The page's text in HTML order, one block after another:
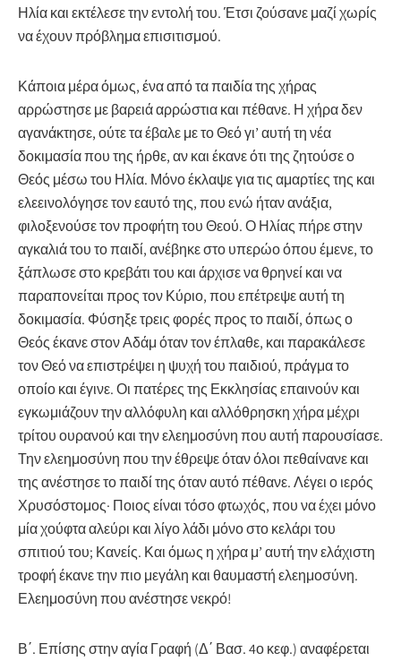
Ηλία και εκτέλεσε την εντολή του. Έτσι ζούσανε μαζί χωρίς
να έχουν πρόβλημα επισιτισμού.
Κάποια μέρα όμως, ένα από τα παιδία της χήρας
αρρώστησε με βαρειά αρρώστια και πέθανε. Η χήρα δεν
αγανάκτησε, ούτε τα έβαλε με το Θεό γι’ αυτή τη νέα
δοκιμασία που της ήρθε, αν και έκανε ότι της ζητούσε ο
Θεός μέσω του Ηλία. Μόνο έκλαψε για τις αμαρτίες της και
ελεεινολόγησε τον εαυτό της, που ενώ ήταν ανάξια,
φιλοξενούσε τον προφήτη του Θεού. Ο Ηλίας πήρε στην
αγκαλιά του το παιδί, ανέβηκε στο υπερώο όπου έμενε, το
ξάπλωσε στο κρεβάτι του και άρχισε να θρηνεί και να
παραπονείται προς τον Κύριο, που επέτρεψε αυτή τη
δοκιμασία. Φύσηξε τρεις φορές προς το παιδί, όπως ο
Θεός έκανε στον Αδάμ όταν τον έπλαθε, και παρακάλεσε
τον Θεό να επιστρέψει η ψυχή του παιδιού, πράγμα το
οποίο και έγινε. Οι πατέρες της Εκκλησίας επαινούν και
εγκωμιάζουν την αλλόφυλη και αλλόθρησκη χήρα μέχρι
τρίτου ουρανού και την ελεημοσύνη που αυτή παρουσίασε.
Την ελεημοσύνη που την έθρεψε όταν όλοι πεθαίνανε και
της ανέστησε το παιδί της όταν αυτό πέθανε. Λέγει ο ιερός
Χρυσόστομος· Ποιος είναι τόσο φτωχός, που να έχει μόνο
μία χούφτα αλεύρι και λίγο λάδι μόνο στο κελάρι του
σπιτιού του; Κανείς. Και όμως η χήρα μ’ αυτή την ελάχιστη
τροφή έκανε την πιο μεγάλη και θαυμαστή ελεημοσύνη.
Ελεημοσύνη που ανέστησε νεκρό!
Β΄. Επίσης στην αγία Γραφή (Δ΄ Βασ. 4ο κεφ.) αναφέρεται